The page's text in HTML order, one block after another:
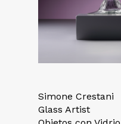
Simone Crestani
Glass Artist